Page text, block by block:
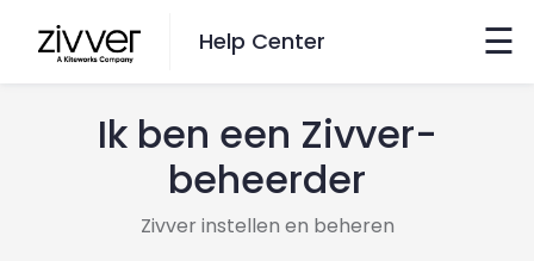
×
Wil je zoeken?
Ga hiernaartoe
Help Center ☰
Ik ben een Zivver-
beheerder
Zivver instellen en beheren